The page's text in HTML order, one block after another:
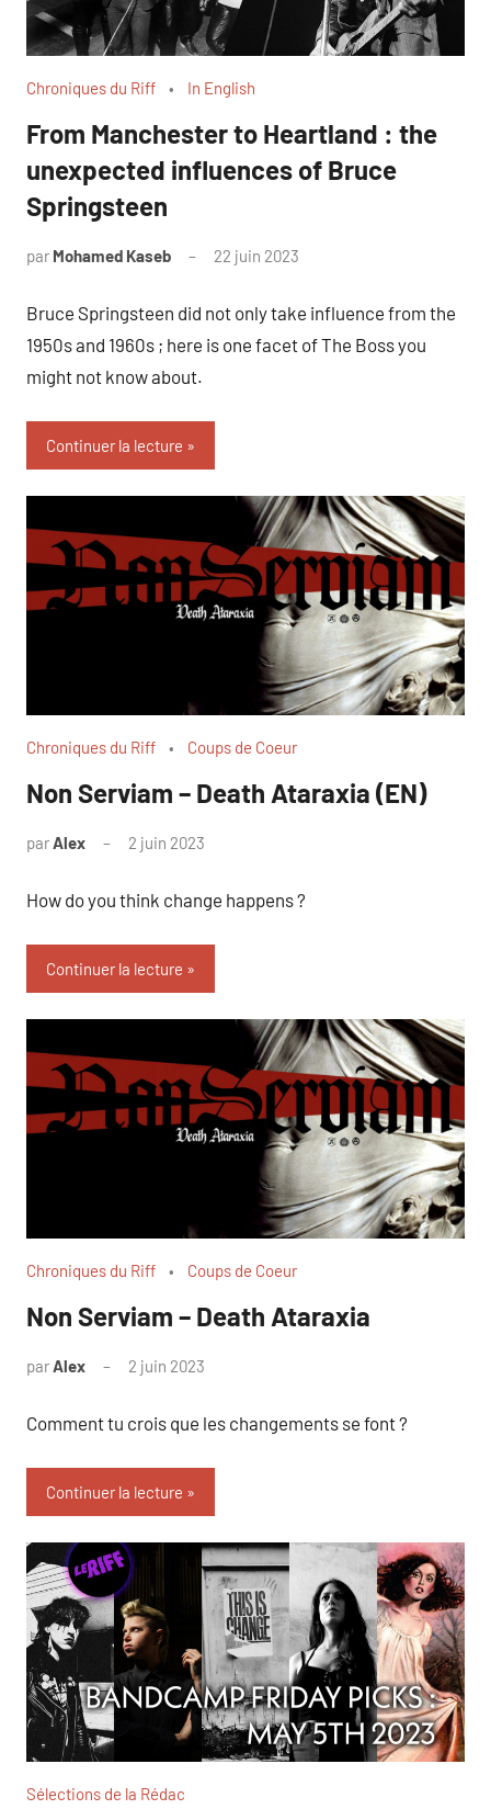
Chroniques du Riff In English
From Manchester to Heartland : the
unexpected influences of Bruce
Springsteen
par Mohamed Kaseb 22 juin 2023
Bruce Springsteen did not only take influence from the
1950s and 1960s ; here is one facet of The Boss you
might not know about.
Continuer la lecture
Chroniques du Riff Coups de Coeur
Non Serviam – Death Ataraxia (EN)
parAlex 2 juin 2023
How do you think change happens ?
Continuer la lecture
Chroniques du Riff Coups de Coeur
Non Serviam – Death Ataraxia
parAlex 2 juin 2023
Comment tu crois que les changements se font ?
Continuer la lecture
Sélections de la Rédac